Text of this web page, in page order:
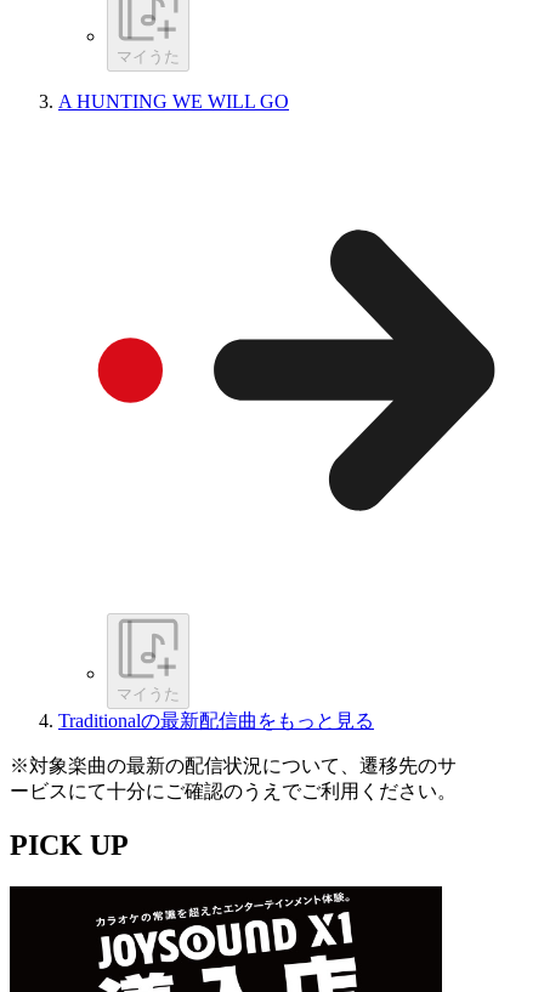
マイうた
A HUNTING WE WILL GO
マイうた
Traditionalの最新配信曲をもっと見る
※対象楽曲の最新の配信状況について、遷移先のサ
ービスにて十分にご確認のうえでご利用ください。
PICK UP